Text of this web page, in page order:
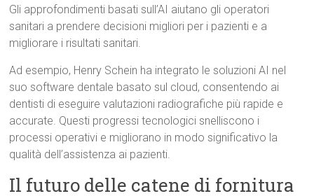
Gli approfondimenti basati sull’AI aiutano gli operatori
sanitari a prendere decisioni migliori per i pazienti e a
migliorare i risultati sanitari.
Ad esempio, Henry Schein ha integrato le soluzioni AI nel
suo software dentale basato sul cloud, consentendo ai
dentisti di eseguire valutazioni radiografiche più rapide e
accurate. Questi progressi tecnologici snelliscono i
processi operativi e migliorano in modo significativo la
qualità dell’assistenza ai pazienti.
Il futuro delle catene di fornitura